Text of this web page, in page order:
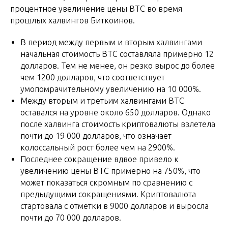
процентное увеличение цены BTC во время
прошлых халвингов Биткоинов.
В период между первым и вторым халвингами
начальная стоимость BTC составляла примерно 12
долларов. Тем не менее, он резко вырос до более
чем 1200 долларов, что соответствует
умопомрачительному увеличению на 10 000%.
Между вторым и третьим халвингами BTC
оставался на уровне около 650 долларов. Однако
после халвинга стоимость криптовалюты взлетела
почти до 19 000 долларов, что означает
колоссальный рост более чем на 2900%.
Последнее сокращение вдвое привело к
увеличению цены BTC примерно на 750%, что
может показаться скромным по сравнению с
предыдущими сокращениями. Криптовалюта
стартовала с отметки в 9000 долларов и выросла
почти до 70 000 долларов.